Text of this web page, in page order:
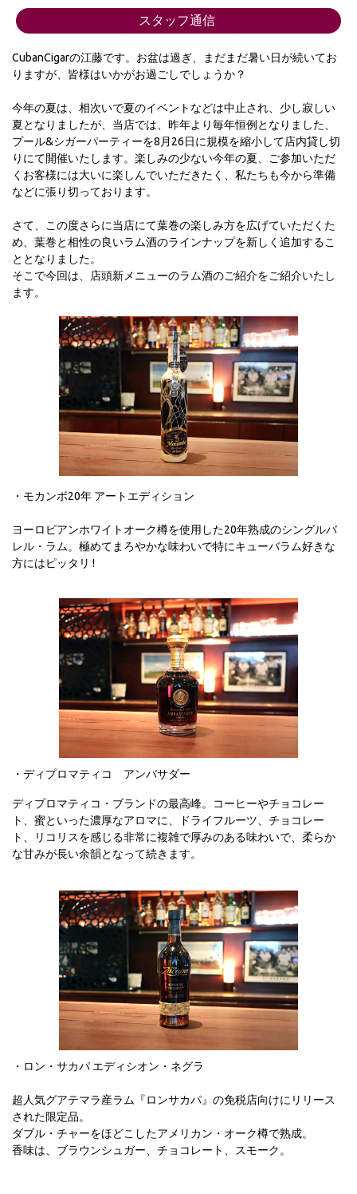
スタッフ通信
CubanCigarの江藤です。お盆は過ぎ、まだまだ暑い日が続いてお
りますが、皆様はいかがお過ごしでしょうか？
今年の夏は、相次いで夏のイベントなどは中止され、少し寂しい
夏となりましたが、当店では、昨年より毎年恒例となりました、
プール&シガーパーティーを8月26日に規模を縮小して店内貸し切
りにて開催いたします。楽しみの少ない今年の夏、ご参加いただ
くお客様には大いに楽しんでいただきたく、私たちも今から準備
などに張り切っております。
さて、この度さらに当店にて葉巻の楽しみ方を広げていただくた
め、葉巻と相性の良いラム酒のラインナップを新しく追加するこ
ととなりました。
そこで今回は、店頭新メニューのラム酒のご紹介をご紹介いたし
ます。
・モカンボ20年 アートエディション
ヨーロピアンホワイトオーク樽を使用した20年熟成のシングルバ
レル・ラム。極めてまろやかな味わいで特にキューバラム好きな
方にはピッタリ !
・ディプロマティコ アンバサダー
ディプロマティコ・ブランドの最高峰。コーヒーやチョコレー
ト、蜜といった濃厚なアロマに、ドライフルーツ、チョコレー
ト、リコリスを感じる非常に複雑で厚みのある味わいで、柔らか
な甘みが長い余韻となって続きます。
・ロン・サカパ エディシオン・ネグラ
超人気グアテマラ産ラム『ロンサカパ』の免税店向けにリリース
された限定品。
ダブル・チャーをほどこしたアメリカン・オーク樽で熟成。
香味は、ブラウンシュガー、チョコレート、スモーク。